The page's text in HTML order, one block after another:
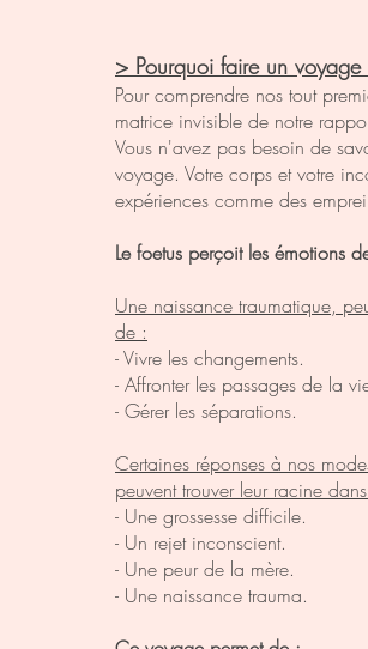
> Pourquoi faire un
Pour comprendre nos tout
matrice invisible de notre
Vous n'avez pas besoin de
voyage. Votre corps et votre
expériences comme des
Le foetus perçoit les émotions
Une naissance traumatique,
de :
- Vivre les changements.
- Affronter les passages de la
- Gérer les séparations.
Certaines réponses à nos
peuvent trouver leur racine
- Une grossesse difficile.
- Un rejet inconscient.
- Une peur de la mère.
- Une naissance trauma.